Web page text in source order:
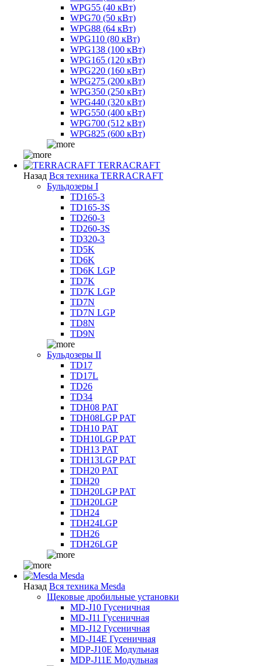
WPG55 (40 кВт)
WPG70 (50 кВт)
WPG88 (64 кВт)
WPG110 (80 кВт)
WPG138 (100 кВт)
WPG165 (120 кВт)
WPG220 (160 кВт)
WPG275 (200 кВт)
WPG350 (250 кВт)
WPG440 (320 кВт)
WPG550 (400 кВт)
WPG700 (512 кВт)
WPG825 (600 кВт)
TERRACRAFT
Назад Вся техника TERRACRAFT
Бульдозеры I
TD165-3
TD165-3S
TD260-3
TD260-3S
TD320-3
TD5K
TD6K
TD6K LGP
TD7K
TD7K LGP
TD7N
TD7N LGP
TD8N
TD9N
Бульдозеры II
TD17
TD17L
TD26
TD34
TDH08 PAT
TDH08LGP PAT
TDH10 PAT
TDH10LGP PAT
TDH13 PAT
TDH13LGP PAT
TDH20 PAT
TDH20
TDH20LGP PAT
TDH20LGP
TDH24
TDH24LGP
TDH26
TDH26LGP
Mesda
Назад Вся техника Mesda
Щековые дробильные установки
MD-J10 Гусеничная
MD-J11 Гусеничная
MD-J12 Гусеничная
MD-J14E Гусеничная
MDP-J10E Модульная
MDP-J11E Модульная